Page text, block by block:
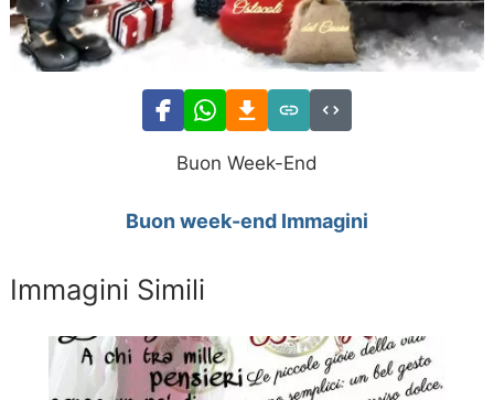
Buon Week-End
Buon week-end Immagini
Immagini Simili